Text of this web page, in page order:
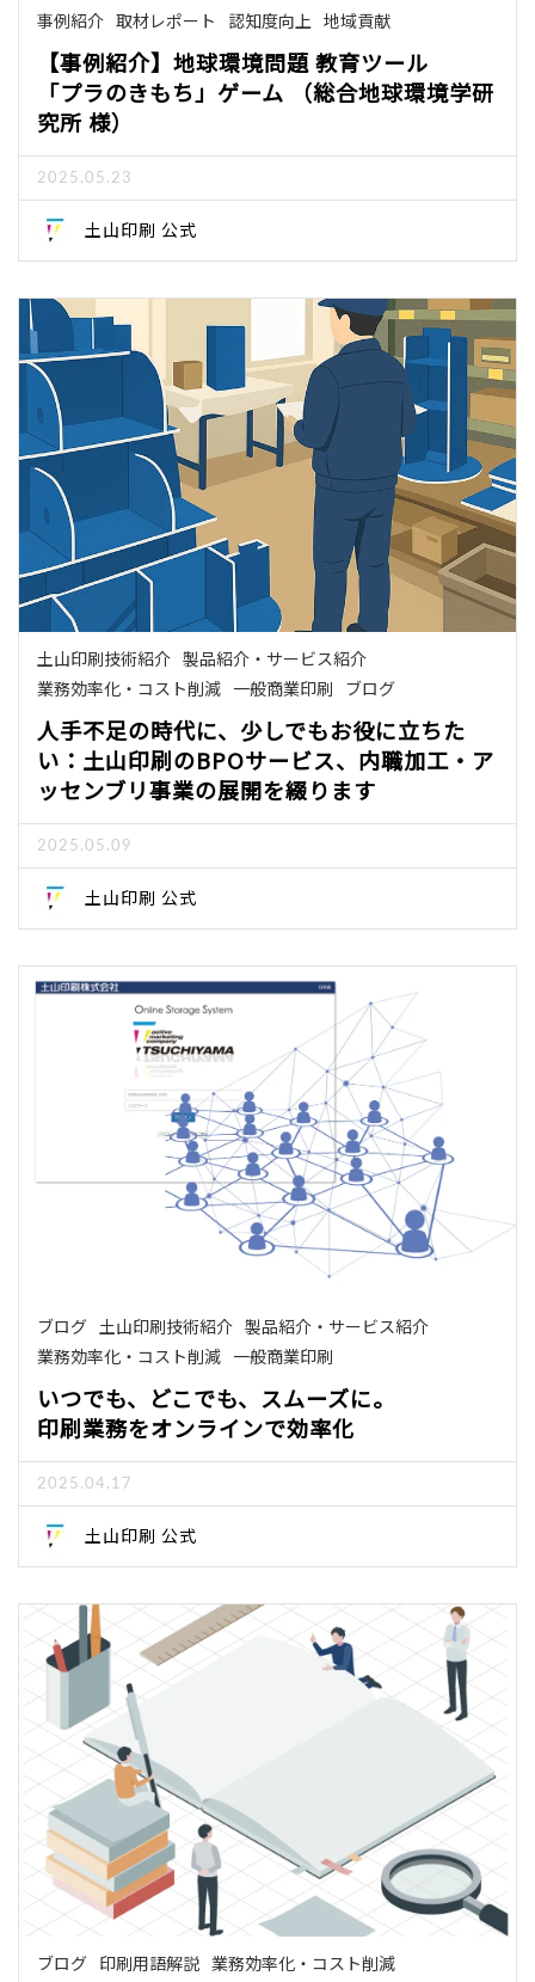
事例紹介 取材レポート 認知度向上 地域貢献
【事例紹介】地球環境問題 教育ツール
「プラのきもち」ゲーム （総合地球環境学研
究所 様）
2025.05.23
土山印刷 公式
土山印刷技術紹介 製品紹介・サービス紹介
業務効率化・コスト削減 一般商業印刷 ブログ
人手不足の時代に、少しでもお役に立ちた
い：土山印刷のBPOサービス、内職加工・ア
ッセンブリ事業の展開を綴ります
2025.05.09
土山印刷 公式
ブログ 土山印刷技術紹介 製品紹介・サービス紹介
業務効率化・コスト削減 一般商業印刷
いつでも、どこでも、スムーズに。
印刷業務をオンラインで効率化
2025.04.17
土山印刷 公式
ブログ 印刷用語解説 業務効率化・コスト削減